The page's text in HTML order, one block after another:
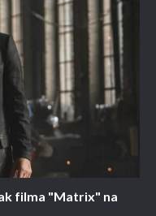
filma "Matrix" na